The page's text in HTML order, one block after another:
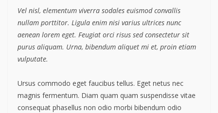
Vel nisl, elementum viverra sodales euismod convallis
nullam porttitor. Ligula enim nisi varius ultrices nunc
aenean lorem eget. Feugiat orci risus sed consectetur sit
purus aliquam. Urna, bibendum aliquet mi et, proin etiam
vulputate.
Ursus commodo eget faucibus tellus. Eget netus nec
magnis fermentum. Diam quam quam suspendisse vitae
consequat phasellus non odio morbi bibendum odio